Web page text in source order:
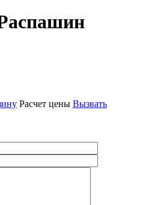
Расчет цены Вызвать